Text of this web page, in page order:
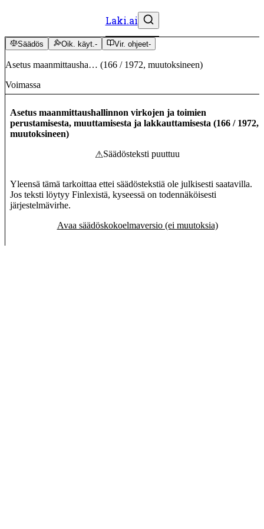
Laki.ai
Säädös Oik. käyt.- Vir. ohjeet-
Asetus maanmittausha… (166 / 1972, muutoksineen)
Voimassa
Asetus maanmittaushallinnon virkojen ja toimien
perustamisesta, muuttamisesta ja lakkauttamisesta (166 / 1972,
muutoksineen)
⚠Säädösteksti puuttuu
Yleensä tämä tarkoittaa ettei säädöstekstiä ole julkisesti saatavilla.
Jos teksti löytyy Finlexistä, kyseessä on todennäköisesti
järjestelmävirhe.
Avaa säädöskokoelmaversio (ei muutoksia)